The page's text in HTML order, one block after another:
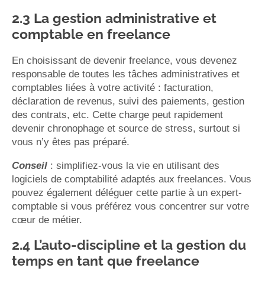
2.3 La gestion administrative et
comptable en freelance
En choisissant de devenir freelance, vous devenez
responsable de toutes les tâches administratives et
comptables liées à votre activité : facturation,
déclaration de revenus, suivi des paiements, gestion
des contrats, etc. Cette charge peut rapidement
devenir chronophage et source de stress, surtout si
vous n’y êtes pas préparé.
Conseil : simplifiez-vous la vie en utilisant des
logiciels de comptabilité adaptés aux freelances. Vous
pouvez également déléguer cette partie à un expert-
comptable si vous préférez vous concentrer sur votre
cœur de métier.
2.4 L’auto-discipline et la gestion du
temps en tant que freelance